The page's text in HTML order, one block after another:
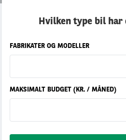
Hvilken type bil har
FABRIKATER OG MODELLER
MAKSIMALT BUDGET (KR. / MÅNED)